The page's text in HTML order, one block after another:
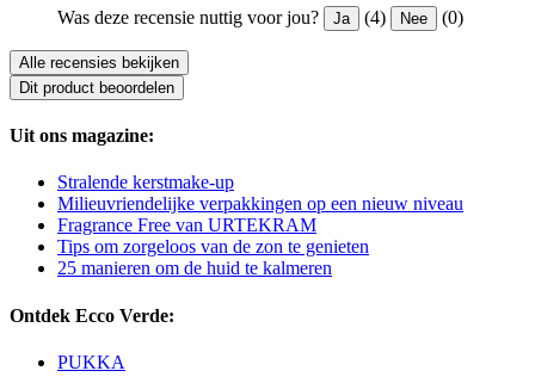
Was deze recensie nuttig voor jou? Ja (4) Nee (0)
Alle recensies bekijken
Dit product beoordelen
Uit ons magazine:
Stralende kerstmake-up
Milieuvriendelijke verpakkingen op een nieuw niveau
Fragrance Free van URTEKRAM
Tips om zorgeloos van de zon te genieten
25 manieren om de huid te kalmeren
Ontdek Ecco Verde:
PUKKA